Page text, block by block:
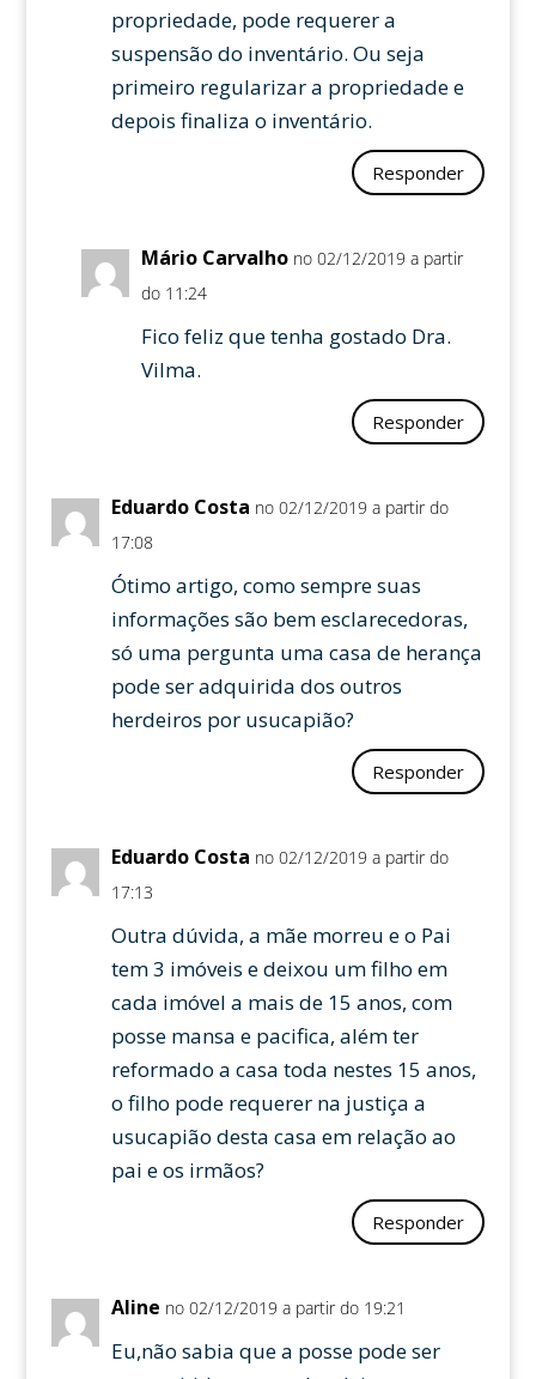
propriedade, pode requerer a
suspensão do inventário. Ou seja
primeiro regularizar a propriedade e
depois finaliza o inventário.
Responder
Mário Carvalho no 02/12/2019 a partir
do 11:24
Fico feliz que tenha gostado Dra.
Vilma.
Responder
Eduardo Costa no 02/12/2019 a partir do
17:08
Ótimo artigo, como sempre suas
informações são bem esclarecedoras,
só uma pergunta uma casa de herança
pode ser adquirida dos outros
herdeiros por usucapião?
Responder
Eduardo Costa no 02/12/2019 a partir do
17:13
Outra dúvida, a mãe morreu e o Pai
tem 3 imóveis e deixou um filho em
cada imóvel a mais de 15 anos, com
posse mansa e pacifica, além ter
reformado a casa toda nestes 15 anos,
o filho pode requerer na justiça a
usucapião desta casa em relação ao
pai e os irmãos?
Responder
Aline no 02/12/2019 a partir do 19:21
Eu,não sabia que a posse pode ser